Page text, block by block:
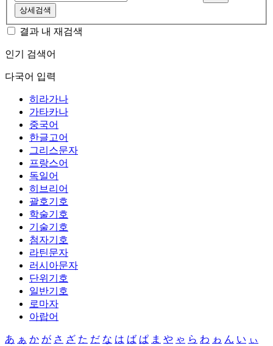
상세검색
결과 내 재검색
인기 검색어
다국어 입력
히라가나
가타카나
중국어
한글고어
그리스문자
프랑스어
독일어
히브리어
괄호기호
학술기호
기술기호
첨자기호
라틴문자
러시아문자
단위기호
일반기호
로마자
아랍어
あ ぁ か が さ ざ た だ な は ば ぱ ま や ゃ ら わ ゎ ん い ぃ